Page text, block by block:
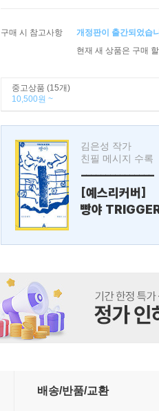
구매 시 참고사항
개정판이 출간되었습
현재 새 상품은 구매
중고상품 (15개)
10,500원 ~
김은성 작가
친필 메시지 수록
---------------
[예스리커버]
빵야
배송/반품/교환